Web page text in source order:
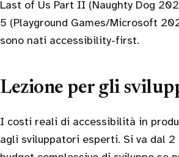
Last of Us Part II (Naughty Dog
5 (Playground Games/Microsoft
sono nati accessibility-first.
Lezione per gli
I costi reali di accessibilità in
agli sviluppatori esperti. Si va dal